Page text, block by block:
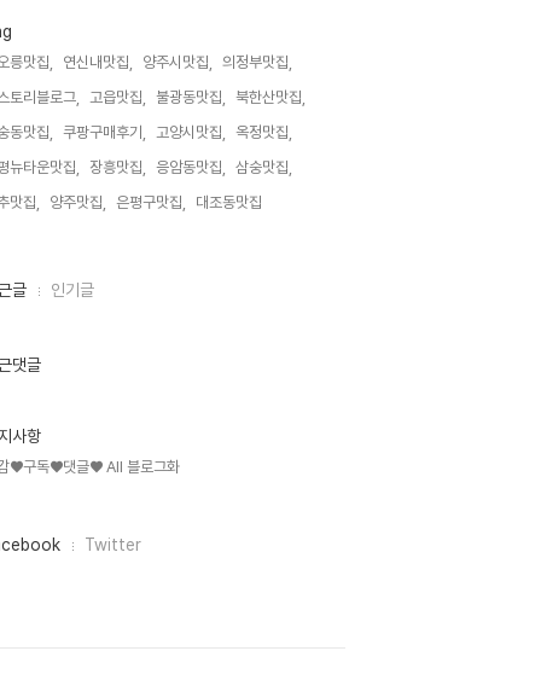
릉맛집, 연신내맛집, 양주시맛집,
의정부맛집,
토리블로그,
고읍맛집, 불광동맛집,
북한산맛집,
동맛집,
쿠팡구매후기, 고양시맛집,
옥정맛집,
뉴타운맛집,
장흥맛집, 응암동맛집,
삼숭맛집,
맛집,
양주맛집, 은평구맛집, 대조동맛집,
글 인기글
댓글
사항
♥구독♥댓글♥ All 블로그화
Twitter